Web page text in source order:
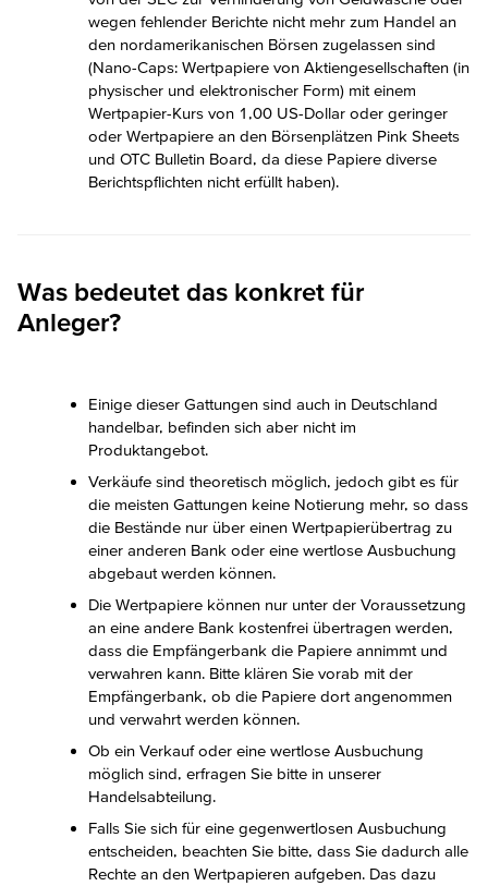
wegen fehlender Berichte nicht mehr zum Handel an
den nordamerikanischen Börsen zugelassen sind
(Nano-Caps: Wertpapiere von Aktiengesellschaften (in
physischer und elektronischer Form) mit einem
Wertpapier-Kurs von 1,00 US-Dollar oder geringer
oder Wertpapiere an den Börsenplätzen Pink Sheets
und OTC Bulletin Board, da diese Papiere diverse
Berichtspflichten nicht erfüllt haben).
Was bedeutet das konkret für
Anleger?
Einige dieser Gattungen sind auch in Deutschland
handelbar, befinden sich aber nicht im
Produktangebot.
Verkäufe sind theoretisch möglich, jedoch gibt es für
die meisten Gattungen keine Notierung mehr, so dass
die Bestände nur über einen Wertpapierübertrag zu
einer anderen Bank oder eine wertlose Ausbuchung
abgebaut werden können.
Die Wertpapiere können nur unter der Voraussetzung
an eine andere Bank kostenfrei übertragen werden,
dass die Empfängerbank die Papiere annimmt und
verwahren kann. Bitte klären Sie vorab mit der
Empfängerbank, ob die Papiere dort angenommen
und verwahrt werden können.
Ob ein Verkauf oder eine wertlose Ausbuchung
möglich sind, erfragen Sie bitte in unserer
Handelsabteilung.
Falls Sie sich für eine gegenwertlosen Ausbuchung
entscheiden, beachten Sie bitte, dass Sie dadurch alle
Rechte an den Wertpapieren aufgeben. Das dazu